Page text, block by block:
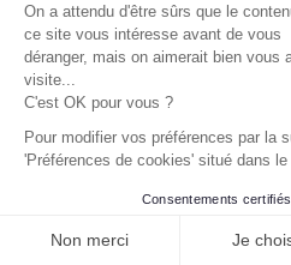
On a attendu d'être sûrs que le
ce site vous intéresse avant de vous
déranger, mais on aimerait bien vous
visite...
C'est OK pour vous ?
Pour modifier vos préférences par la
'Préférences de cookies' situé dans le
Consentements
Non merci Je